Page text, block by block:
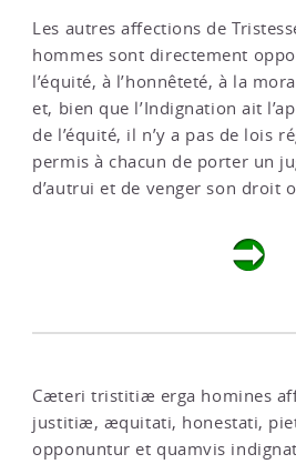
Les autres affections de
hommes sont directement
l’équité, à l’honnêteté, à la
et, bien que l’Indignation ait
de l’équité, il n’y a pas de lois
permis à chacun de porter un
d’autrui et de venger son droit
Cæteri tristitiæ erga homines
justitiæ, æquitati, honestati,
opponuntur et quamvis